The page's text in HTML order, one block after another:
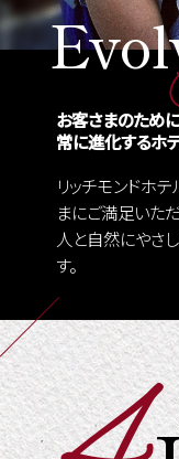
お客さまのために
常に進化するホ
リッチモンドホ
まにご満足いた
人と自然にやさ
す。